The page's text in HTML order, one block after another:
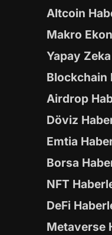
Altcoin
Makro
Yapay
Blockchain
Airdrop
Döviz
Emtia
Borsa
NFT
DeFi
Metaverse